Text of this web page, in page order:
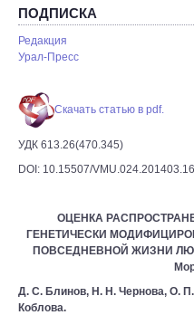
ПОДПИСКА
Редакция
Урал-Пресс
Скачать статью в pdf.
УДК
DOI: 10.15507/
ОЦЕНКА
ГЕНЕТИЧЕСКИ
ПОВСЕДНЕВНОЙ ЖИЗНИ
Д. С. Блинов, Н. Н. Чернова, О.
Коблова.